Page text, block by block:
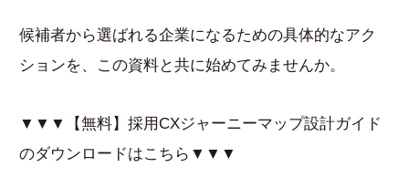
候補者から選ばれる企業になるための具体的なアク
ションを、この資料と共に始めてみませんか。
▼▼▼【無料】採用CXジャーニーマップ設計ガイド
のダウンロードはこちら▼▼▼